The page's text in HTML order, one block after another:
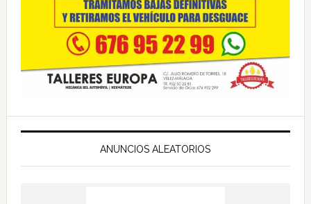
ANUNCIOS ALEATORIOS